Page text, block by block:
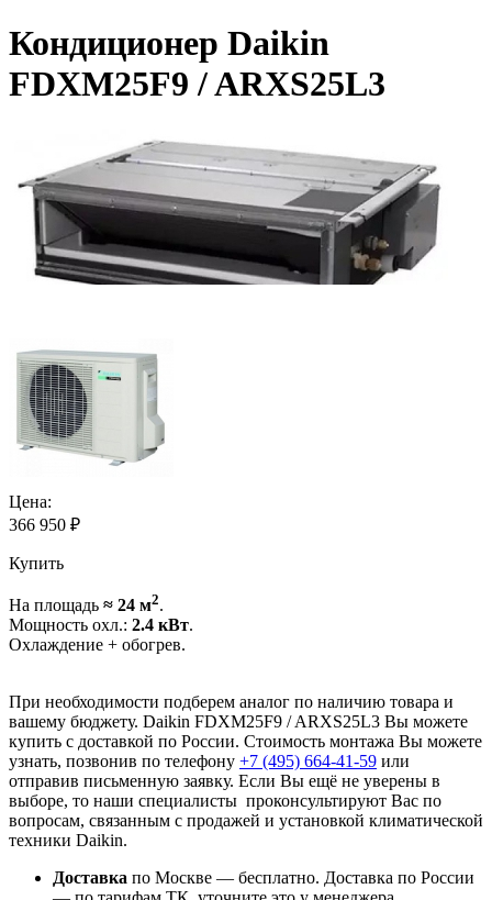
Кондиционер Daikin
FDXM25F9 / ARXS25L3
Цена:
366 950 ₽
Купить
На площадь ≈ 24 м2.
Мощность охл.: 2.4 кВт.
Охлаждение + обогрев.
При необходимости подберем аналог по наличию товара и
вашему бюджету. Daikin FDXM25F9 / ARXS25L3 Вы можете
купить с доставкой по России. Стоимость монтажа Вы можете
узнать, позвонив по телефону +7 (495) 664-41-59 или
отправив письменную заявку. Если Вы ещё не уверены в
выборе, то наши специалисты проконсультируют Вас по
вопросам, связанным с продажей и установкой климатической
техники Daikin.
Доставка по Москве — бесплатно. Доставка по России